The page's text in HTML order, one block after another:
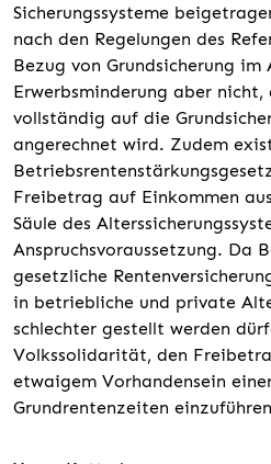
Sicherungssysteme
nach den Regelungen des
Bezug von Grundsicherung im
Erwerbsminderung aber
vollständig auf die
angerechnet wird. Zudem
Freibetrag auf Einkommen
Säule des
Anspruchsvoraussetzung. Da
gesetzliche
in betriebliche und private
schlechter gestellt werden
Volkssolidarität, den
etwaigem Vorhandensein
Grundrentenzeiten